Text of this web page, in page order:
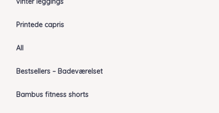
Printede capris
All
Bestsellers – Badeværelset
Bambus fitness shorts